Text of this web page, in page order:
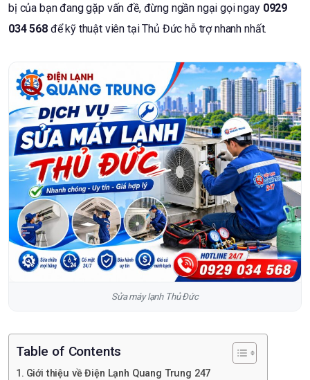
bị của bạn đang gặp vấn đề, đừng ngần ngại gọi ngay 0929
034 568để kỹ thuật viên tại Thủ Đức hỗ trợ nhanh nhất.
Sửa máy lạnh Thủ Đức
Table of Contents
Giới thiệu về Điện Lạnh Quang Trung 247